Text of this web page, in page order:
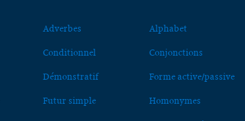
Adverbes Alphabet
Conditionnel Conjonctions
Démonstratif Forme active/passive
Futur simple Homonymes